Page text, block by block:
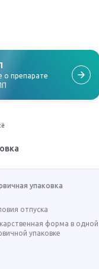
о препарате
упаковка
отпуска
форма в одной
упаковке